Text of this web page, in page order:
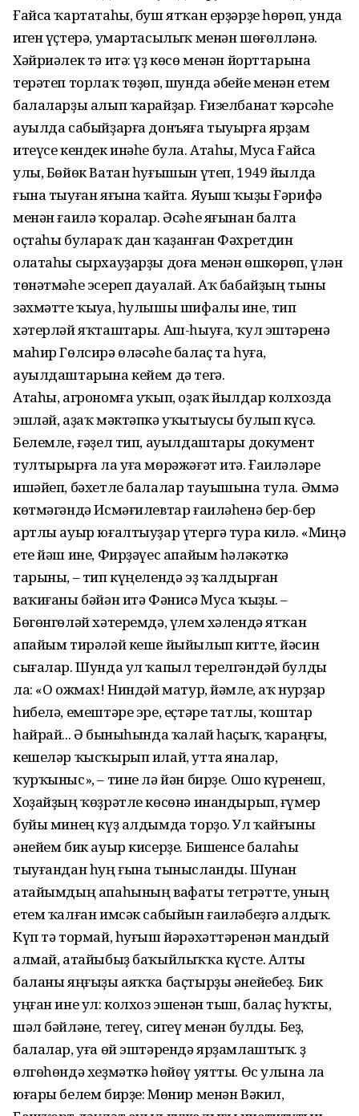
Ғайса ҡартатаһы, буш ятҡан ерҙәрҙе һөрөп, унда
иген үҫтерә, умартасылыҡ менән шөғөлләнә.
Хәйриәлек тә итә: үҙ көсө менән йорттарына
терәтеп торлаҡ төҙөп, шунда әбейе менән етем
балаларҙы алып ҡарайҙар. Ғизелбанат ҡәрсәһе
ауылда сабыйҙарға донъяға тыуырға ярҙам
итеүсе кендек инәһе була. Атаһы, Муса Ғайса
улы, Бөйөк Ватан һуғышын үтеп, 1949 йылда
ғына тыуған яғына ҡайта. Яуыш ҡыҙы Ғәрифә
менән ғаилә ҡоралар. Әсәһе яғынан балта
оҫтаһы булараҡ дан ҡаҙанған Фәхретдин
олатаһы сырхауҙарҙы доға менән өшкөрөп, үлән
төнәтмәһе эсереп дауалай. Аҡ бабайҙың тыны
зәхмәтте ҡыуа, һулышы шифалы ине, тип
хәтерләй яҡташтары. Аш-һыуға, ҡул эштәренә
маһир Гөлсирә өләсәһе балаҫ та һуға,
ауылдаштарына кейем дә тегә.
Атаһы, агрономға уҡып, оҙаҡ йылдар колхозда
эшләй, аҙаҡ мәктәпкә уҡытыусы булып күсә.
Белемле, ғәҙел тип, ауылдаштары документ
тултырырға ла уға мөрәжәғәт итә. Ғаиләләре
ишәйеп, бәхетле балалар тауышына тула. Әммә
көтмәгәндә Исмәғилевтар ғаиләһенә бер-бер
артлы ауыр юғалтыуҙар үтергә тура килә. «Миңә
ете йәш ине, Фирҙәүес апайым һәләкәткә
тарыны, – тип күңелендә эҙ ҡалдырған
ваҡиғаны бәйән итә Фәнисә Муса ҡыҙы. –
Бөгөнгөләй хәтеремдә, үлем хәлендә ятҡан
апайым тирәләй кеше йыйылып китте, йәсин
сығалар. Шунда ул ҡапыл терелгәндәй булды
ла: «О ожмах! Ниндәй матур, йәмле, аҡ нурҙар
һибелә, емештәре эре, еҫтәре татлы, ҡоштар
һайрай... Ә быныһында ҡалай һаҫыҡ, ҡараңғы,
кешеләр ҡысҡырып илай, утта яналар,
ҡурҡыныс», – тине лә йән бирҙе. Ошо күренеш,
Хоҙайҙың ҡөҙрәтле көсөнә инандырып, ғүмер
буйы минең күҙ алдымда торҙо. Ул ҡайғыны
әнейем бик ауыр кисерҙе. Бишенсе балаһы
тыуғандан һуң ғына тынысланды. Шунан
атайымдың апаһының вафаты тетрәтте, уның
етем ҡалған имсәк сабыйын ғаиләбеҙгә алдыҡ.
Күп тә тормай, һуғыш йәрәхәттәренән мандый
алмай, атайыбыҙ баҡыйлыҡҡа күсте. Алты
баланы яңғыҙы аяҡҡа баҫтырҙы әнейебеҙ. Бик
уңған ине ул: колхоз эшенән тыш, балаҫ һуҡты,
шәл бәйләне, тегеү, сигеү менән булды. Беҙ,
балалар, уға өй эштәрендә ярҙамлаштыҡ. Үҙ
өлгөһөндә хеҙмәткә һөйөү уятты. Өс улына ла
юғары белем бирҙе: Мөнир менән Вәкил,